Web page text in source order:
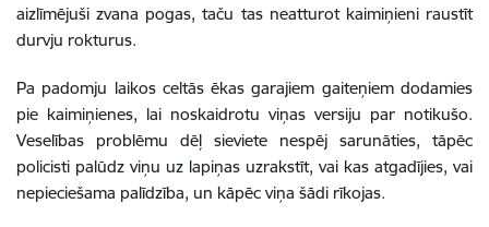
aizlīmējuši zvana pogas, taču tas neatturot kaimiņieni raustīt
durvju rokturus.
Pa padomju laikos celtās ēkas garajiem gaiteņiem dodamies
pie kaimiņienes, lai noskaidrotu viņas versiju par notikušo.
Veselības problēmu dēļ sieviete nespēj sarunāties, tāpēc
policisti palūdz viņu uz lapiņas uzrakstīt, vai kas atgadījies, vai
nepieciešama palīdzība, un kāpēc viņa šādi rīkojas.